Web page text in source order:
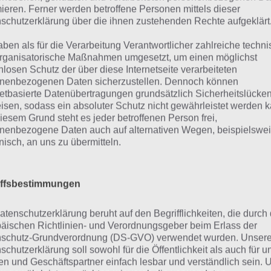
Begriffserklärung
ist die Lösung für das tägliche Bonus Rätsel am
welche Bedeutung hat dieses eigentlich und was gibt es
Wort auch zu Winter Wunderland? Zu bestimmten
auch immer eine kurze Begriffserklärung!
polaren Winternächten, wenn die Zugvögel nach
Ferner werden betroffene Personen mittels dieser
über die ihnen zustehenden Rechte aufgeklärt.
als für die Verarbeitung Verantwortlicher zahlreiche
Maßnahmen umgesetzt, um einen möglichst
Schutz der über diese Internetseite verarbeiteten
Daten sicherzustellen. Dennoch können
Datenübertragungen grundsätzlich
sodass ein absoluter Schutz nicht gewährleistet werden
Grund steht es jeder betroffenen Person frei,
Daten auch auf alternativen Wegen,
an uns zu übermitteln.
beruht auf den Begrifflichkeiten, die durch
Richtlinien- und Verordnungsgeber beim Erlass der
Grundverordnung (DS-GVO) verwendet wurden. Unsere
soll sowohl für die Öffentlichkeit als auch für
und Geschäftspartner einfach lesbar und verständlich sein.